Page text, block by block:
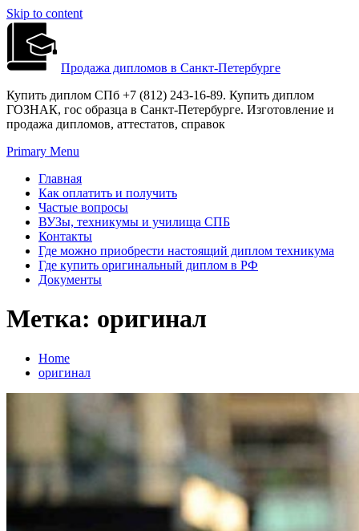
Skip to content
Продажа дипломов в Санкт-Петербурге
Купить диплом СПб +7 (812) 243-16-89. Купить диплом
ГОЗНАК, гос образца в Санкт-Петербурге. Изготовление и
продажа дипломов, аттестатов, справок
Primary Menu
Главная
Как оплатить и получить
Частые вопросы
ВУЗы, техникумы и училища СПБ
Контакты
Где можно приобрести настоящий диплом техникума
Где купить оригинальный диплом в РФ
Документы
Метка: оригинал
Home
оригинал